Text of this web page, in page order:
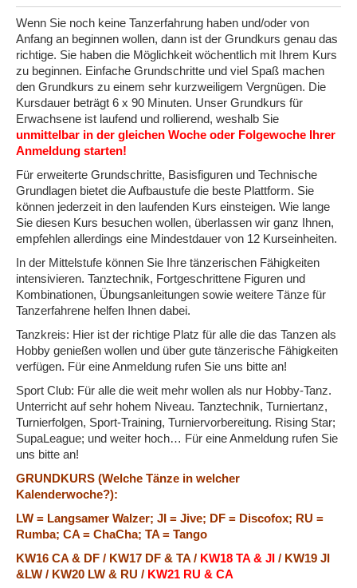
Saloneries
Wenn Sie noch keine Tanzerfahrung haben und/oder von
Anfang an beginnen wollen, dann ist der Grundkurs genau das
richtige. Sie haben die Möglichkeit wöchentlich mit Ihrem Kurs
zu beginnen. Einfache Grundschritte und viel Spaß machen
den Grundkurs zu einem sehr kurzweiligem Vergnügen. Die
Kursdauer beträgt 6 x 90 Minuten. Unser Grundkurs für
Erwachsene ist laufend und rollierend, weshalb Sie
unmittelbar in der gleichen Woche oder Folgewoche Ihrer
Anmeldung starten!
Für erweiterte Grundschritte, Basisfiguren und Technische
Grundlagen bietet die Aufbaustufe die beste Plattform. Sie
können jederzeit in den laufenden Kurs einsteigen. Wie lange
Sie diesen Kurs besuchen wollen, überlassen wir ganz Ihnen,
empfehlen allerdings eine Mindestdauer von 12 Kurseinheiten.
In der Mittelstufe können Sie Ihre tänzerischen Fähigkeiten
intensivieren. Tanztechnik, Fortgeschrittene Figuren und
Kombinationen, Übungsanleitungen sowie weitere Tänze für
Tanzerfahrene helfen Ihnen dabei.
Tanzkreis: Hier ist der richtige Platz für alle die das Tanzen als
Hobby genießen wollen und über gute tänzerische Fähigkeiten
verfügen. Für eine Anmeldung rufen Sie uns bitte an!
Sport Club: Für alle die weit mehr wollen als nur Hobby-Tanz.
Unterricht auf sehr hohem Niveau. Tanztechnik, Turniertanz,
Turnierfolgen, Sport-Training, Turniervorbereitung. Rising Star;
SupaLeague; und weiter hoch… Für eine Anmeldung rufen Sie
uns bitte an!
GRUNDKURS (Welche Tänze in welcher
Kalenderwoche?):
LW = Langsamer Walzer; JI = Jive; DF = Discofox; RU =
Rumba; CA = ChaCha; TA = Tango
KW16 CA & DF / KW17 DF & TA / KW18 TA & JI / KW19 JI
&LW / KW20 LW & RU / KW21 RU & CA